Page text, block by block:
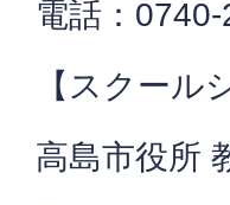
電話：
【スクール
高島市役所